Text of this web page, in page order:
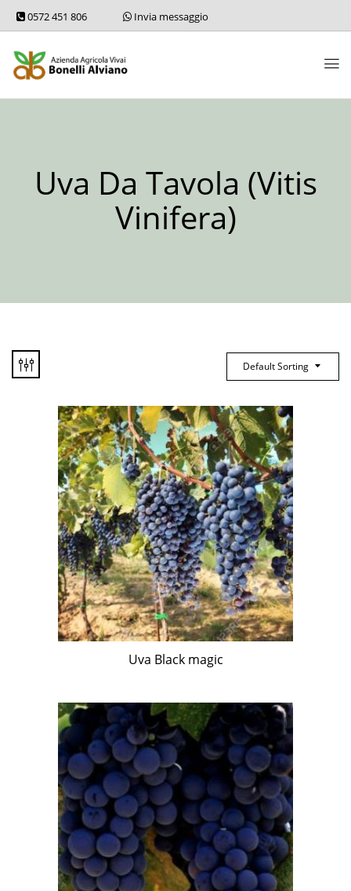
0572 451 806 Invia messaggio
Uva Da Tavola (Vitis
Vinifera)
Default Sorting
Uva Black magic